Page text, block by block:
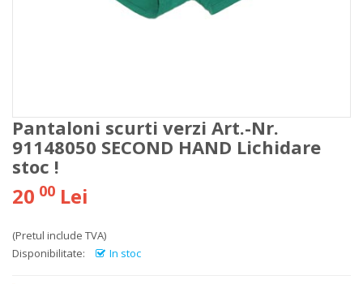
Pantaloni scurti verzi Art.-Nr.
91148050 SECOND HAND Lichidare
stoc !
20 00 Lei
(Pretul include TVA)
Disponibilitate:
In stoc